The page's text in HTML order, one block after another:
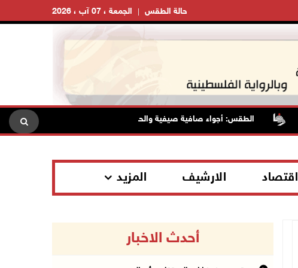
الجمعة ، 07 آب ، 2026 حالة الطقس
الطقس: أجواء صافية صيفية والحرارة حول معدلها العام
اقتصاد الارشيف المزيد
أحدث الاخبار